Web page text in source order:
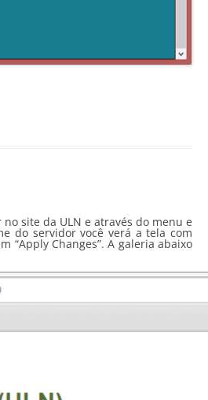
site da ULN e através do menu e
do servidor você verá a tela com
“Apply Changes”. A galeria abaixo